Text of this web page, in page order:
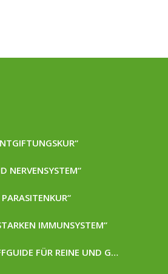
NERVENSYSTEM“
IMMUNSYSTEM“
NUTRIKOSMETIK: KOSMETIK ZUM ESSEN – DER VITALSTOFFGUIDE FÜR REINE UND GESUNDE HAUT